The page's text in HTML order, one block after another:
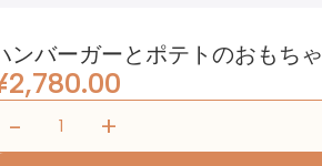
ンバーガーとポテトのおもちゃ
2,780.00